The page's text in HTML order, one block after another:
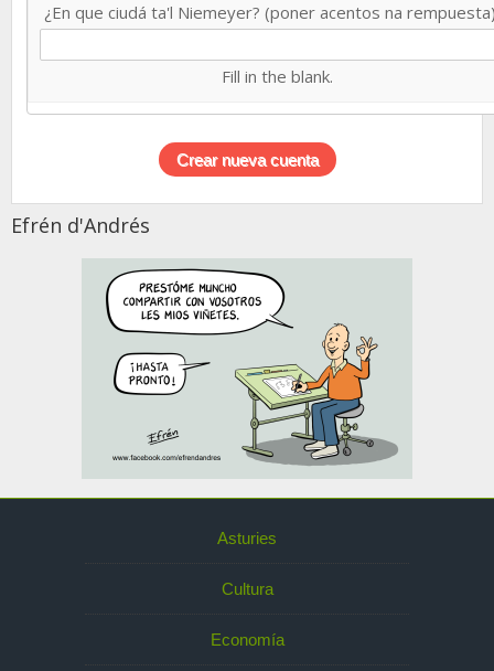
¿En que ciudá ta'l Niemeyer? (poner acentos na
Fill in the blank.
Efrén d'Andrés
Asturies
Cultura
Economía